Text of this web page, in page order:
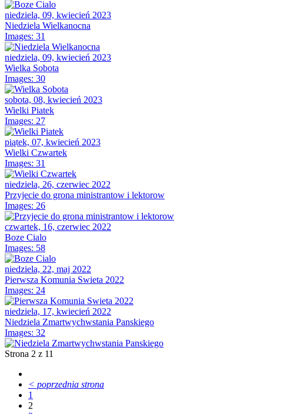
niedziela, 09, kwiecień 2023
Niedziela Wielkanocna
Images: 31
niedziela, 09, kwiecień 2023
Wielka Sobota
Images: 30
sobota, 08, kwiecień 2023
Wielki Piatek
Images: 27
piątek, 07, kwiecień 2023
Wielki Czwartek
Images: 31
niedziela, 26, czerwiec 2022
Przyjecie do grona ministrantow i lektorow
Images: 26
czwartek, 16, czerwiec 2022
Boze Cialo
Images: 58
niedziela, 22, maj 2022
Pierwsza Komunia Swieta 2022
Images: 24
niedziela, 17, kwiecień 2022
Niedziela Zmartwychwstania Panskiego
Images: 32
Strona 2 z 11
< poprzednia strona
1
2